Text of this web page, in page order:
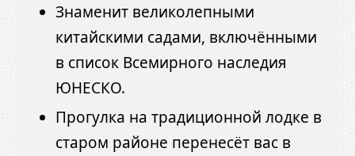
Знаменит великолепными
китайскими садами, включёнными
в список Всемирного наследия
ЮНЕСКО.
Прогулка на традиционной лодке в
старом районе перенесёт вас в